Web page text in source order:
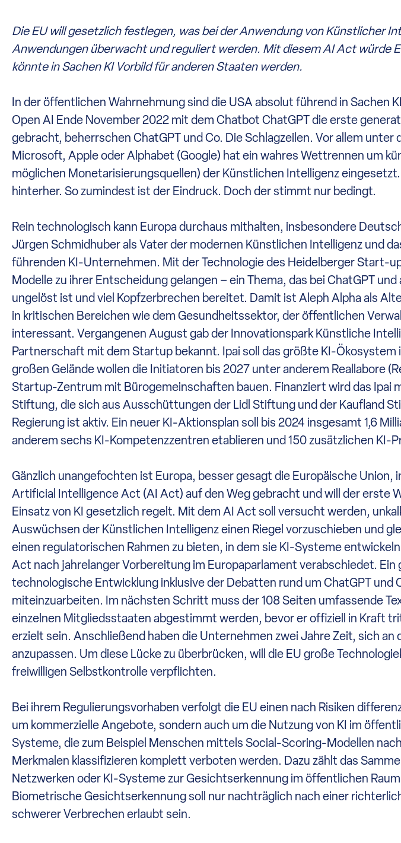
Die EU will gesetzlich festlegen, was bei der Anwendung von Künstlicher
Anwendungen überwacht und reguliert werden. Mit diesem AI Act würde
könnte in Sachen KI Vorbild für anderen Staaten werden.
In der öffentlichen Wahrnehmung sind die USA absolut führend in Sachen
Open AI Ende November 2022 mit dem Chatbot ChatGPT die erste
gebracht, beherrschen ChatGPT und Co. Die Schlagzeilen. Vor allem unter
Microsoft, Apple oder Alphabet (Google) hat ein wahres Wettrennen um
möglichen Monetarisierungsquellen) der Künstlichen Intelligenz
hinterher. So zumindest ist der Eindruck. Doch der stimmt nur bedingt.
Rein technologisch kann Europa durchaus mithalten, insbesondere
Jürgen Schmidhuber als Vater der modernen Künstlichen Intelligenz und
führenden KI-Unternehmen. Mit der Technologie des Heidelberger Start-
Modelle zu ihrer Entscheidung gelangen – ein Thema, das bei ChatGPT
ungelöst ist und viel Kopfzerbrechen bereitet. Damit ist Aleph Alpha als
in kritischen Bereichen wie dem Gesundheitssektor, der öffentlichen
interessant. Vergangenen August gab der Innovationspark Künstliche
Partnerschaft mit dem Startup bekannt. Ipai soll das größte KI-
großen Gelände wollen die Initiatoren bis 2027 unter anderem Reallabore
Startup-Zentrum mit Bürogemeinschaften bauen. Finanziert wird das Ipai
Stiftung, die sich aus Ausschüttungen der Lidl Stiftung und der Kaufland
Regierung ist aktiv. Ein neuer KI-Aktionsplan soll bis 2024 insgesamt 1,6
anderem sechs KI-Kompetenzzentren etablieren und 150 zusätzlichen KI-
Gänzlich unangefochten ist Europa, besser gesagt die Europäische Union,
Artificial Intelligence Act (AI Act) auf den Weg gebracht und will der erste
Einsatz von KI gesetzlich regelt. Mit dem AI Act soll versucht werden,
Auswüchsen der Künstlichen Intelligenz einen Riegel vorzuschieben und
einen regulatorischen Rahmen zu bieten, in dem sie KI-Systeme
Act nach jahrelanger Vorbereitung im Europaparlament verabschiedet. Ein
technologische Entwicklung inklusive der Debatten rund um ChatGPT und
miteinzuarbeiten. Im nächsten Schritt muss der 108 Seiten umfassende
einzelnen Mitgliedsstaaten abgestimmt werden, bevor er offiziell in Kraft
erzielt sein. Anschließend haben die Unternehmen zwei Jahre Zeit, sich
anzupassen. Um diese Lücke zu überbrücken, will die EU große
freiwilligen Selbstkontrolle verpflichten.
Bei ihrem Regulierungsvorhaben verfolgt die EU einen nach Risiken
um kommerzielle Angebote, sondern auch um die Nutzung von KI im
Systeme, die zum Beispiel Menschen mittels Social-Scoring-Modellen
Merkmalen klassifizieren komplett verboten werden. Dazu zählt das
Netzwerken oder KI-Systeme zur Gesichtserkennung im öffentlichen
Biometrische Gesichtserkennung soll nur nachträglich nach einer
schwerer Verbrechen erlaubt sein.
HRK LUNIS AG
Ihr bankenunabhängiger
Vermögensverwalter